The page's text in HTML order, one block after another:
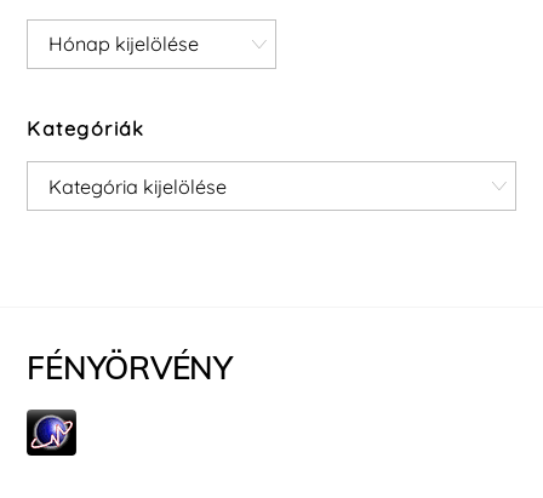
Archívum
Kategóriák
Kategóriák
FÉNYÖRVÉNY